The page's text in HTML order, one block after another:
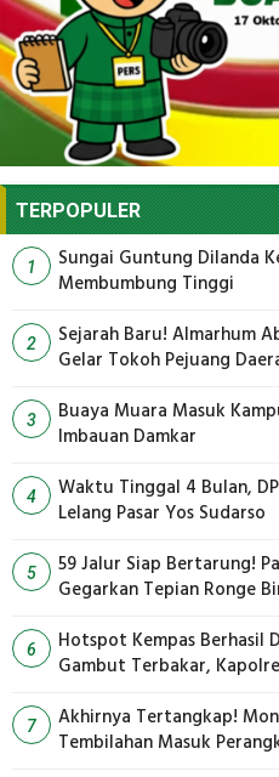
TERPOPULER
1
Sungai Guntung Dilanda
Membumbung Tinggi
2
Sejarah Baru! Almarhum
Gelar Tokoh Pejuang
3
Buaya Muara Masuk
Imbauan Damkar
4
Waktu Tinggal 4 Bulan,
Lelang Pasar Yos Sudarso
5
59 Jalur Siap Bertarung!
Gegarkan Tepian Ronge
6
Hotspot Kempas Berhasil
Gambut Terbakar,
7
Akhirnya Tertangkap!
Tembilahan Masuk